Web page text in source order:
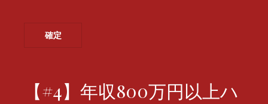
【#4】年収800万円以上ハ